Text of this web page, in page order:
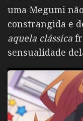
uma Megumi
constrangida e
aquela clássica
sensualidade